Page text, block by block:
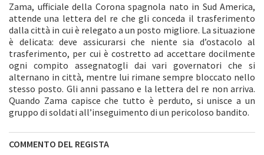
Zama, ufficiale della Corona spagnola nato in Sud America,
attende una lettera del re che gli conceda il trasferimento
dalla città in cui è relegato a un posto migliore. La situazione
è delicata: deve assicurarsi che niente sia d’ostacolo al
trasferimento, per cui è costretto ad accettare docilmente
ogni compito assegnatogli dai vari governatori che si
alternano in città, mentre lui rimane sempre bloccato nello
stesso posto. Gli anni passano e la lettera del re non arriva.
Quando Zama capisce che tutto è perduto, si unisce a un
gruppo di soldati all’inseguimento di un pericoloso bandito.
COMMENTO DEL REGISTA